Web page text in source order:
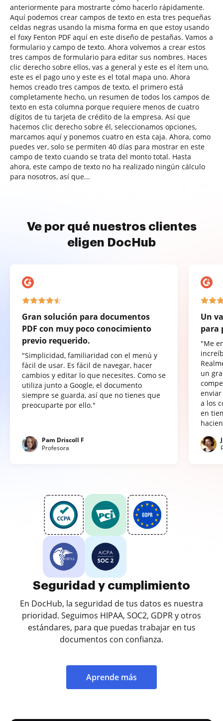
anteriormente para mostrarte cómo hacerlo rápidamente.
Aquí podemos crear campos de texto en esta tres pequeñas
celdas negras usando la misma forma en que estoy usando
el foxy Fenton PDF aquí en este diseño de pestañas. Vamos a
formulario y campo de texto. Ahora volvemos a crear estos
tres campos de formulario para editar sus nombres. Haces
clic derecho sobre ellos, vas a general y este es el ítem uno,
este es el pago uno y este es el total mapa uno. Ahora
hemos creado tres campos de texto, el primero está
completamente hecho, un resumen de todos los campos de
texto en esta columna porque requiere menos de cuatro
dígitos de tu tarjeta de crédito de la empresa. Así que
hacemos clic derecho sobre él, seleccionamos opciones,
marcamos aquí y ponemos cuatro en esta caja. Ahora, como
puedes ver, solo se permiten 40 días para mostrar en este
campo de texto cuando se trata del monto total. Hasta
ahora, este campo de texto no ha realizado ningún cálculo
para nosotros, así que...
Ve por qué nuestros clientes
eligen DocHub
Gran solución para documentos
PDF con muy poco conocimiento
previo requerido.
"Simplicidad, familiaridad con el menú y
fácil de usar. Es fácil de navegar, hacer
cambios y editar lo que necesites. Como se
utiliza junto a Google, el documento
siempre se guarda, así que no tienes que
preocuparte por ello."
Pam Driscoll F
Profesora
Un
para
"Me
un
a los
en
Seguridad y cumplimiento
En DocHub, la seguridad de tus datos es nuestra
prioridad. Seguimos HIPAA, SOC2, GDPR y otros
estándares, para que puedas trabajar en tus
documentos con confianza.
Aprende más